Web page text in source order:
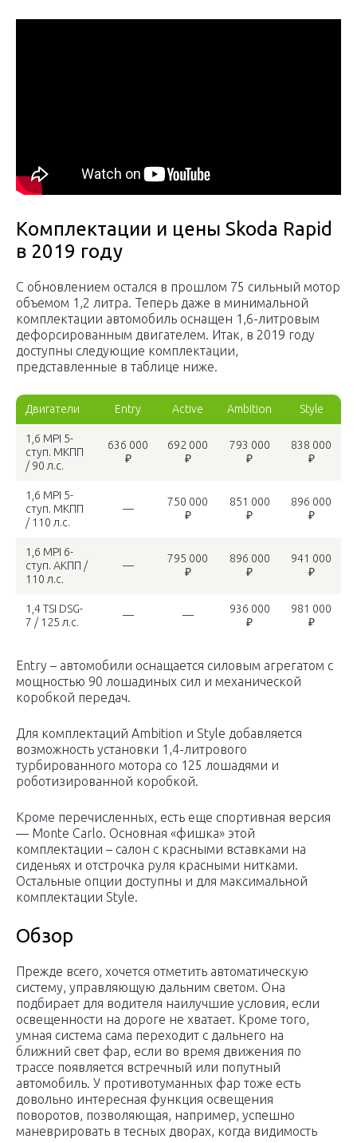
Комплектации и цены Skoda Rapid
в 2019 году
С обновлением остался в прошлом 75 сильный мотор
объемом 1,2 литра. Теперь даже в минимальной
комплектации автомобиль оснащен 1,6-литровым
дефорсированным двигателем. Итак, в 2019 году
доступны следующие комплектации,
представленные в таблице ниже.
Двигатели Entry Active Ambition Style
1,6 MPI 5-
ступ. МКПП
/ 90 л.с.
636 000
₽
692 000
₽
793 000
₽
838 000
₽
1,6 MPI 5-
ступ. МКПП
/ 110 л.с.
—
750 000
₽
851 000
₽
896 000
₽
1,6 MPI 6-
ступ. АКПП /
110 л.с.
—
795 000
₽
896 000
₽
941 000
₽
1,4 TSI DSG-
7 / 125 л.с.
— —
936 000
₽
981 000
₽
Entry – автомобили оснащается силовым агрегатом с
мощностью 90 лошадиных сил и механической
коробкой передач.
Для комплектаций Ambition и Style добавляется
возможность установки 1,4-литрового
турбированного мотора со 125 лошадями и
роботизированной коробкой.
Кроме перечисленных, есть еще спортивная версия
— Monte Carlo. Основная «фишка» этой
комплектации – салон с красными вставками на
сиденьях и отстрочка руля красными нитками.
Остальные опции доступны и для максимальной
комплектации Style.
Обзор
Прежде всего, хочется отметить автоматическую
систему, управляющую дальним светом. Она
подбирает для водителя наилучшие условия, если
освещенности на дороге не хватает. Кроме того,
умная система сама переходит с дальнего на
ближний свет фар, если во время движения по
трассе появляется встречный или попутный
автомобиль. У противотуманных фар тоже есть
довольно интересная функция освещения
поворотов, позволяющая, например, успешно
маневрировать в тесных дворах, когда видимость